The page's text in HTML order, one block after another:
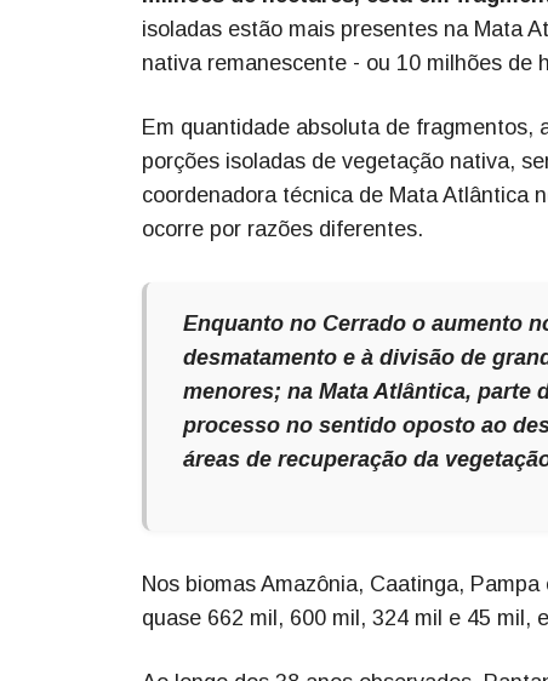
isoladas estão mais presentes na Mata
nativa remanescente - ou 10 milhões de
Em quantidade absoluta de fragmentos,
porções isoladas de vegetação nativa,
coordenadora técnica de Mata Atlântica
ocorre por razões diferentes.
Enquanto no Cerrado o aumento
desmatamento e à divisão de
menores; na Mata Atlântica, parte
processo no sentido oposto ao
áreas de recuperação da
Nos biomas Amazônia, Caatinga,
quase 662 mil, 600 mil, 324 mil e 45 mil,